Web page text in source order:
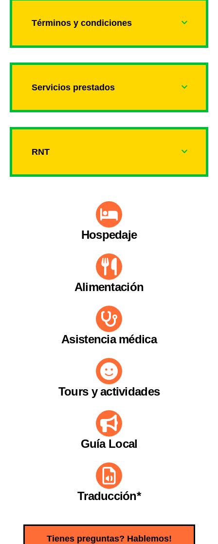
Términos y condiciones
Servicios prestados
RNT
Hospedaje
Alimentación
Asistencia médica
Tours y actividades
Guía Local
Traducción*
Tienes preguntas? Hablemos!